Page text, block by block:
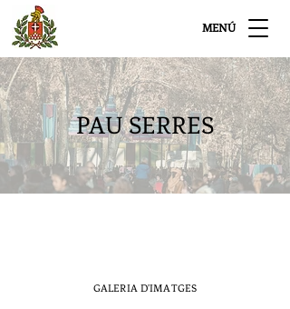
MENÚ
PAU SERRES
GALERIA D'IMATGES